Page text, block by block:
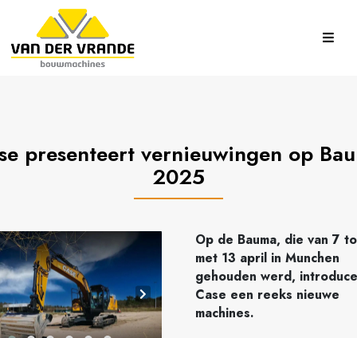
presenteert vernieuwingen op
2025
Op de Bauma, die van 7
met 13 april in Munchen
gehouden werd,
Case een reeks nieuwe
machines.